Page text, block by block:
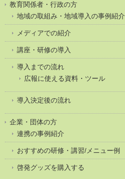
教育関係者・行政の方
地域の取組み・地域導入の事例紹介
メディアでの紹介
講座・研修の導入
導入までの流れ
広報に使える資料・ツール
導入決定後の流れ
企業・団体の方
連携の事例紹介
おすすめの研修・講習/メニュー例
啓発グッズを購入する